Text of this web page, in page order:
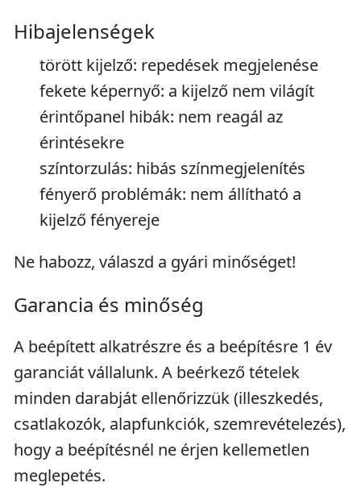
Hibajelenségek
törött kijelző: repedések megjelenése
fekete képernyő: a kijelző nem világít
érintőpanel hibák: nem reagál az
érintésekre
színtorzulás: hibás színmegjelenítés
fényerő problémák: nem állítható a
kijelző fényereje
Ne habozz, válaszd a gyári minőséget!
Garancia és minőség
A beépített alkatrészre és a beépítésre 1 év
garanciát vállalunk. A beérkező tételek
minden darabját ellenőrizzük (illeszkedés,
csatlakozók, alapfunkciók, szemrevételezés),
hogy a beépítésnél ne érjen kellemetlen
meglepetés.